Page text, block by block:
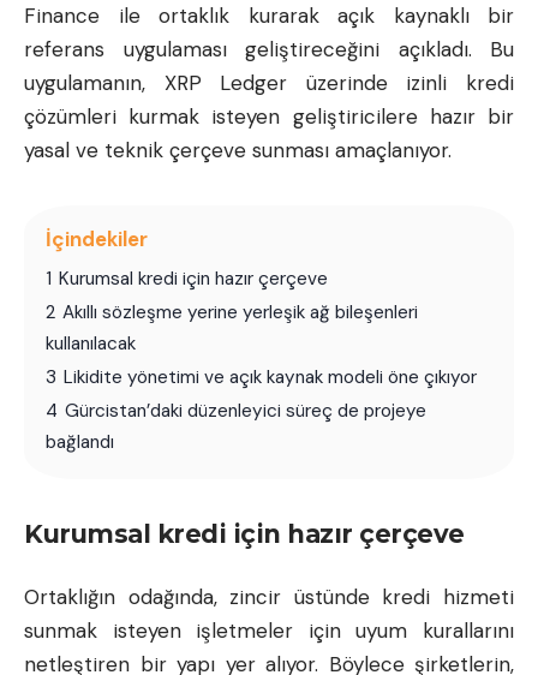
Finance ile ortaklık kurarak açık kaynaklı bir
referans uygulaması geliştireceğini açıkladı. Bu
uygulamanın, XRP Ledger üzerinde izinli kredi
çözümleri kurmak isteyen geliştiricilere hazır bir
yasal ve teknik çerçeve sunması amaçlanıyor.
İçindekiler
1 Kurumsal kredi için hazır çerçeve
2 Akıllı sözleşme yerine yerleşik ağ bileşenleri
kullanılacak
3 Likidite yönetimi ve açık kaynak modeli öne çıkıyor
4 Gürcistan’daki düzenleyici süreç de projeye
bağlandı
Kurumsal kredi için hazır çerçeve
Ortaklığın odağında, zincir üstünde kredi hizmeti
sunmak isteyen işletmeler için uyum kurallarını
netleştiren bir yapı yer alıyor. Böylece şirketlerin,